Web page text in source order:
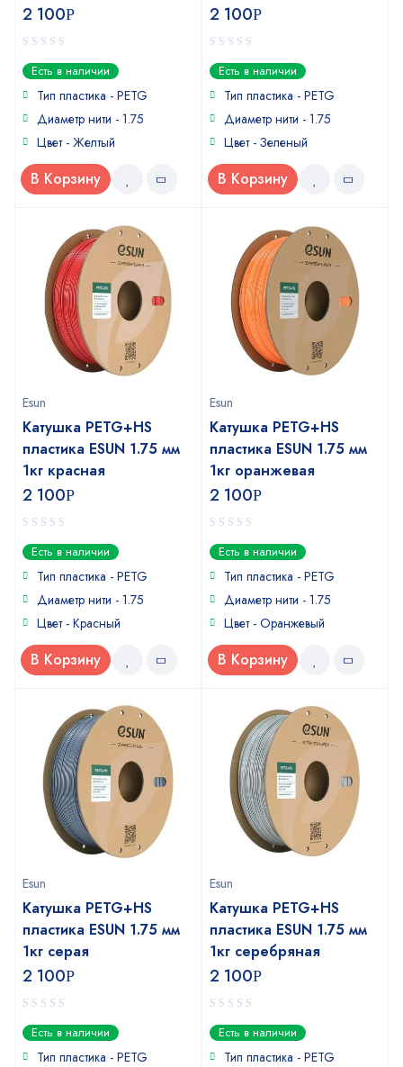
2 100Р
0
out
of
Есть в наличии
Тип пластика - PETG
Диаметр нити - 1.75
Цвет - Желтый
В Корзину
2 100Р
0
out
of
Есть в наличии
Тип пластика - PETG
Диаметр нити - 1.75
Цвет - Зеленый
В Корзину
Esun
Катушка PETG+HS
пластика ESUN 1.75 мм
1кг красная
2 100Р
0
out
of
Есть в наличии
Тип пластика - PETG
Диаметр нити - 1.75
Цвет - Красный
В Корзину
Esun
Катушка PETG+HS
пластика ESUN 1.75 мм
1кг оранжевая
2 100Р
0
out
of
Есть в наличии
Тип пластика - PETG
Диаметр нити - 1.75
Цвет - Оранжевый
В Корзину
Esun
Катушка PETG+HS
пластика ESUN 1.75 мм
1кг серая
2 100Р
0
out
of
Есть в наличии
Тип пластика - PETG
Esun
Катушка PETG+HS
пластика ESUN 1.75 мм
1кг серебряная
2 100Р
0
out
of
Есть в наличии
Тип пластика - PETG